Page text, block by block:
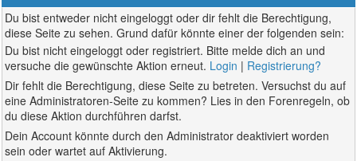
Du bist entweder nicht eingeloggt oder dir fehlt die Berechtigung,
diese Seite zu sehen. Grund dafür könnte einer der folgenden sein:
Du bist nicht eingeloggt oder registriert. Bitte melde dich an und
versuche die gewünschte Aktion erneut. Login | Registrierung?
Dir fehlt die Berechtigung, diese Seite zu betreten. Versuchst du auf
eine Administratoren-Seite zu kommen? Lies in den Forenregeln, ob
du diese Aktion durchführen darfst.
Dein Account könnte durch den Administrator deaktiviert worden
sein oder wartet auf Aktivierung.